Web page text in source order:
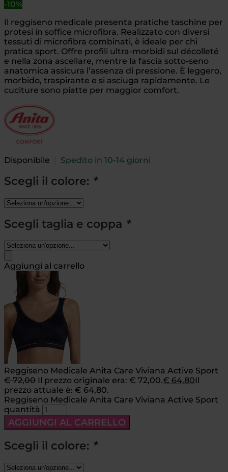
-10%
Il reggiseno medicale presenta pratiche taschine per
protesi in soffice microfibra. Realizzato con diversi
tessuti di microfibra combinati, è ideale per chi
pratica sport. Offre profili ultra-morbidi sul décolleté
e nella zona ascellare, mentre la fascia sotto-seno
anatomica assicura l’assenza di pressione. È leggero,
morbido, traspirante e si asciuga rapidamente. Le
cuciture sono piatte per maggior comfort.
Disponibile Spedito in 10-14 giorni
Scegli il colore: *
Scegli taglia e coppa *
Aggiungi al carrello
Reggiseno Medicale Anita Care Viviana Active Sport
€72,00 Il prezzo originale era: € 72,00.€ 64,80Il
prezzo attuale è: € 64,80.
Reggiseno Medicale Anita Care Viviana Active Sport
quantità
AGGIUNGI AL CARRELLO
Scegli il colore: *